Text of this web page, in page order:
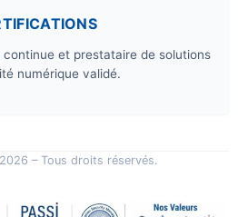
et prestataire de solutions
numérique validé.
– Tous droits réservés.